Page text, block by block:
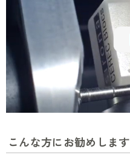
こんな方にお勧めします